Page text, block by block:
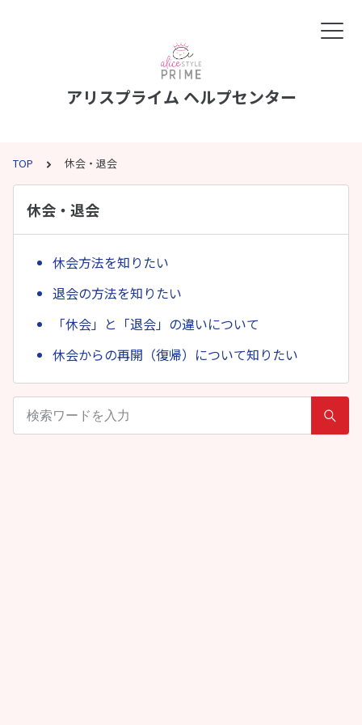
アリスプライム ヘルプセンター
TOP 休会・退会
休会・退会
休会方法を知りたい
退会の方法を知りたい
「休会」と「退会」の違いについて
休会からの再開（復帰）について知りたい